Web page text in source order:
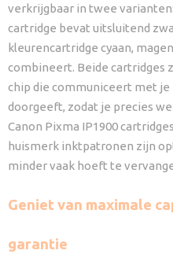
verkrijgbaar in twee
cartridge bevat uitsluitend
kleurencartridge cyaan,
combineert. Beide cartridges
chip die communiceert met
doorgeeft, zodat je precies
Canon Pixma IP1900
huismerk inktpatronen zijn
minder vaak hoeft te
Geniet van maximale
garantie